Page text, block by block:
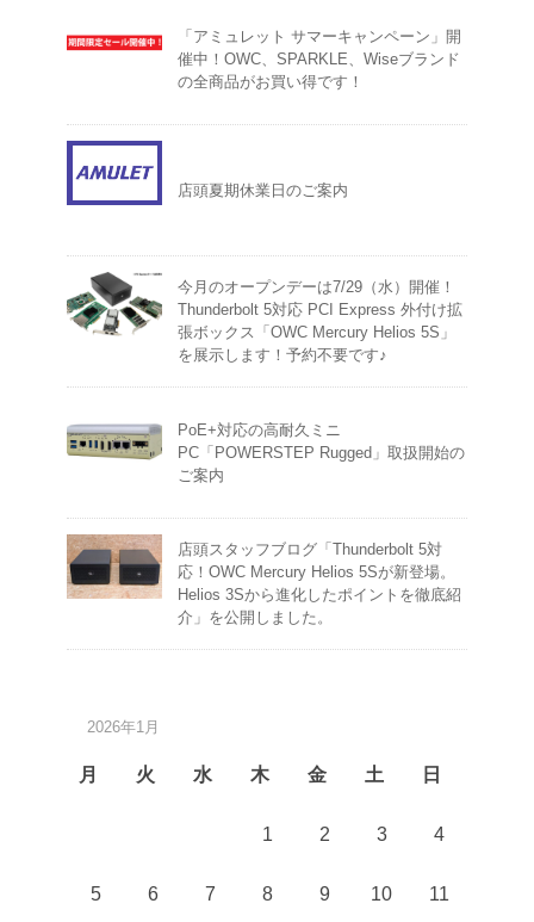
「アミュレット サマーキャンペーン」開
催中！OWC、SPARKLE、Wiseブランド
の全商品がお買い得です！
店頭夏期休業日のご案内
今月のオープンデーは7/29（水）開催！
Thunderbolt 5対応 PCI Express 外付け拡
張ボックス「OWC Mercury Helios 5S」
を展示します！予約不要です♪
PoE+対応の高耐久ミニ
PC「POWERSTEP Rugged」取扱開始の
ご案内
店頭スタッフブログ「Thunderbolt 5対
応！OWC Mercury Helios 5Sが新登場。
Helios 3Sから進化したポイントを徹底紹
介」を公開しました。
2026年1月
月 火 水 木 金 土 日
1 2 3 4
5 6 7 8 9 10 11